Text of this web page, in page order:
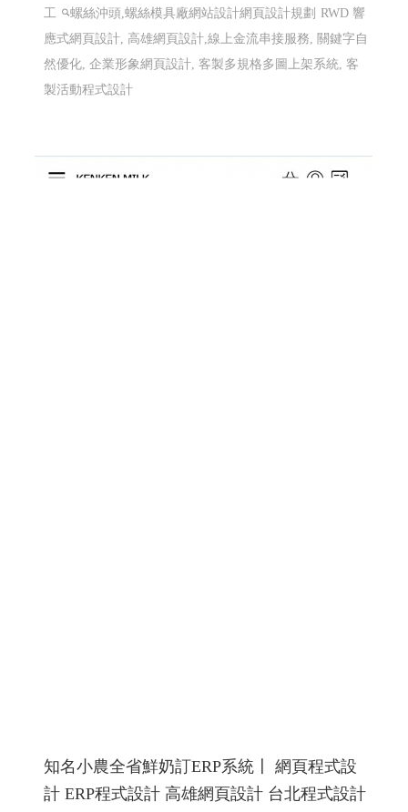
工
螺絲沖頭,螺絲模具廠網站設計網頁設計規劃 RWD 響
應式網頁設計, 高雄網頁設計,線上金流串接服務, 關鍵字自
然優化, 企業形象網頁設計, 客製多規格多圖上架系統, 客
製活動程式設計
知名小農全省鮮奶訂ERP系統〡 網頁程式設
計 ERP程式設計 高雄網頁設計 台北程式設計